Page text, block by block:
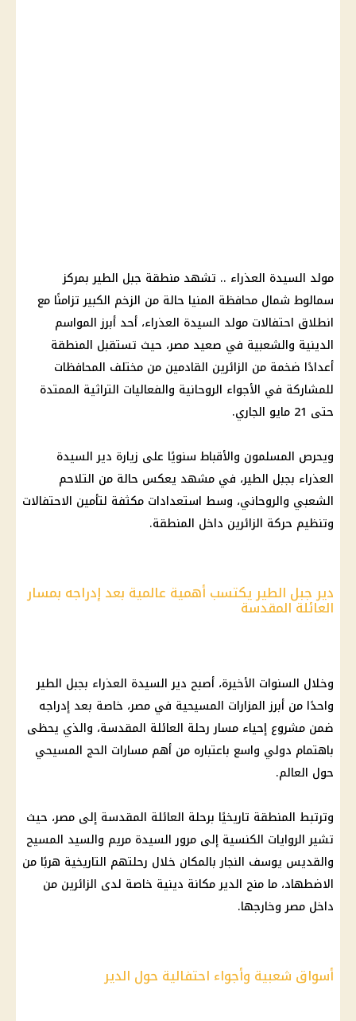
مولد السيدة العذراء .. تشهد منطقة جبل الطير بمركز
سمالوط شمال محافظة المنيا حالة من الزخم الكبير تزامنًا مع
انطلاق احتفالات مولد السيدة العذراء، أحد أبرز المواسم
الدينية والشعبية في صعيد مصر، حيث تستقبل المنطقة
أعدادًا ضخمة من الزائرين القادمين من مختلف المحافظات
للمشاركة في الأجواء الروحانية والفعاليات التراثية الممتدة
حتى 21 مايو الجاري.
ويحرص المسلمون والأقباط سنويًا على زيارة دير السيدة
العذراء بجبل الطير، في مشهد يعكس حالة من التلاحم
الشعبي والروحاني، وسط استعدادات مكثفة لتأمين الاحتفالات
وتنظيم حركة الزائرين داخل المنطقة.
دير جبل الطير يكتسب أهمية عالمية بعد إدراجه بمسار
العائلة المقدسة
وخلال السنوات الأخيرة، أصبح دير السيدة العذراء بجبل الطير
واحدًا من أبرز المزارات المسيحية في مصر، خاصة بعد إدراجه
ضمن مشروع إحياء مسار رحلة العائلة المقدسة، والذي يحظى
باهتمام دولي واسع باعتباره من أهم مسارات الحج المسيحي
حول العالم.
وترتبط المنطقة تاريخيًا برحلة العائلة المقدسة إلى مصر، حيث
تشير الروايات الكنسية إلى مرور السيدة مريم والسيد المسيح
والقديس يوسف النجار بالمكان خلال رحلتهم التاريخية هربًا من
الاضطهاد، ما منح الدير مكانة دينية خاصة لدى الزائرين من
داخل مصر وخارجها.
أسواق شعبية وأجواء احتفالية حول الدير